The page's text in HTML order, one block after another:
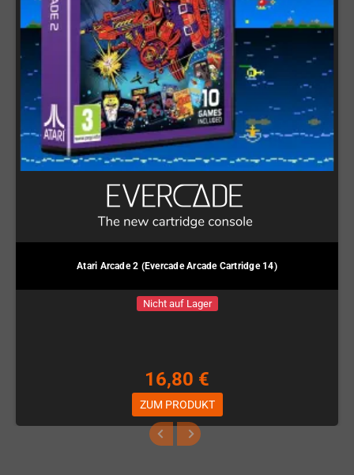
Atari Arcade 2 (Evercade Arcade Cartridge 14)
Nicht auf Lager
16,80 €
ZUM PRODUKT